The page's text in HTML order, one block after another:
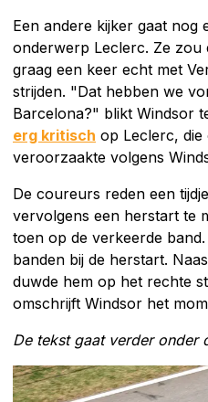
Een andere kijker gaat nog
onderwerp Leclerc. Ze zou
graag een keer echt met
strijden. "Dat hebben we
Barcelona?" blikt Windsor
erg kritisch op Leclerc, die
veroorzaakte volgens
De coureurs reden een
vervolgens een herstart te
toen op de verkeerde
banden bij de herstart.
duwde hem op het rechte
omschrijft Windsor het
De tekst gaat verder onder